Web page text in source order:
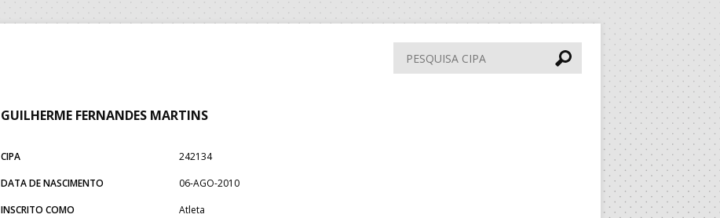
Pesquisa
CIPA
GUILHERME FERNANDES MARTINS
CIPA
242134
DATA DE NASCIMENTO
06-AGO-2010
INSCRITO COMO
Atleta